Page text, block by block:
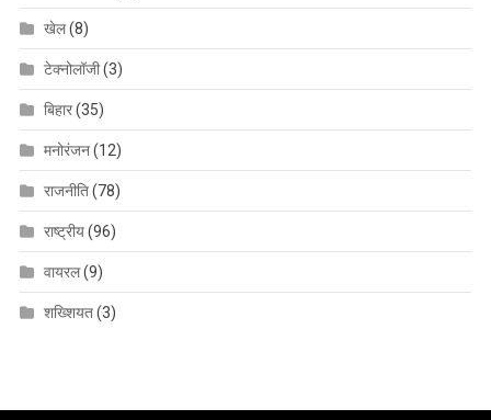
खेल(8)
टेक्नोलॉजी(3)
बिहार(35)
मनोरंजन(12)
राजनीति(78)
राष्ट्रीय(96)
वायरल(9)
शख्शियत(3)